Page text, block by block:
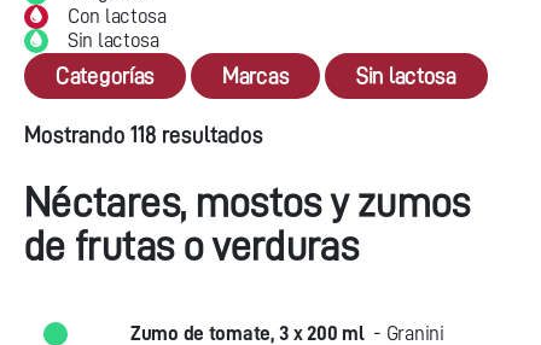
Con lactosa
Sin lactosa
Categorías Marcas Sin lactosa
Mostrando 118 resultados
Néctares, mostos y zumos
de frutas o verduras
Zumo de tomate, 3 x 200 ml - Granini